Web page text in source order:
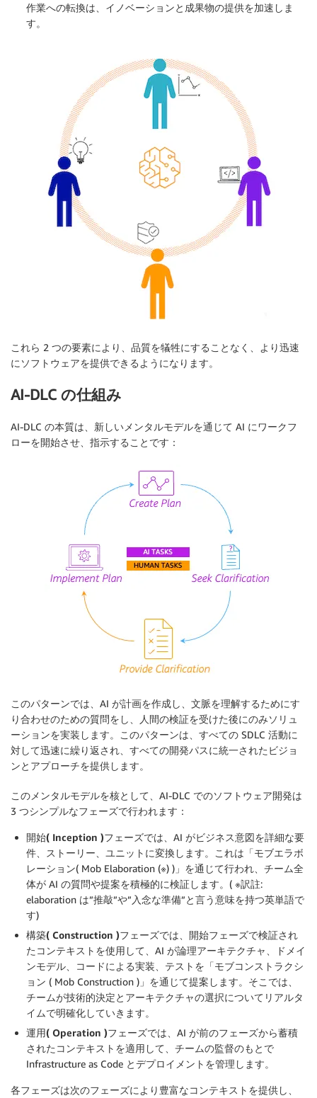
作業への転換は、イノベーションと成果物の提供を加速しま
す。
これら 2 つの要素により、品質を犠牲にすることなく、より迅速
にソフトウェアを提供できるようになります。
AI-DLC の仕組み
AI-DLC の本質は、新しいメンタルモデルを通じて AI にワークフ
ローを開始させ、指示することです：
このパターンでは、AI が計画を作成し、文脈を理解するためにす
り合わせのための質問をし、人間の検証を受けた後にのみソリュ
ーションを実装します。このパターンは、すべての SDLC 活動に
対して迅速に繰り返され、すべての開発パスに統一されたビジョ
ンとアプローチを提供します。
このメンタルモデルを核として、AI-DLC でのソフトウェア開発は
3 つシンプルなフェーズで行われます：
開始( Inception )フェーズでは、AI がビジネス意図を詳細な要
件、ストーリー、ユニットに変換します。これは「モブエラボ
レーション( Mob Elaboration (※) )」を通じて行われ、チーム全
体が AI の質問や提案を積極的に検証します。( ※訳註:
elaboration は”推敲”や”入念な準備”と言う意味を持つ英単語で
す)
構築( Construction )フェーズでは、開始フェーズで検証され
たコンテキストを使用して、AI が論理アーキテクチャ、ドメイ
ンモデル、コードによる実装、テストを「モブコンストラクシ
ョン ( Mob Construction )」を通じて提案します。そこでは、
チームが技術的決定とアーキテクチャの選択についてリアルタ
イムで明確化していきます。
運用( Operation )フェーズでは、AI が前のフェーズから蓄積
されたコンテキストを適用して、チームの監督のもとで
Infrastructure as Code とデプロイメントを管理します。
各フェーズは次のフェーズにより豊富なコンテキストを提供し、